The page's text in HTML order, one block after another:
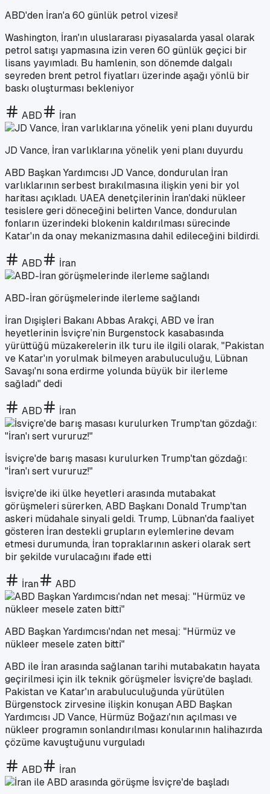
ABD'den İran'a 60 günlük petrol vizesi!
Washington, İran'ın uluslararası piyasalarda yasal olarak
petrol satışı yapmasına izin veren 60 günlük geçici bir
lisans yayımladı. Bu hamlenin, son dönemde dalgalı
seyreden brent petrol fiyatları üzerinde aşağı yönlü bir
baskı oluşturması bekleniyor
ABD İran
JD Vance, İran varlıklarına yönelik yeni planı duyurdu
ABD Başkan Yardımcısı JD Vance, dondurulan İran
varlıklarının serbest bırakılmasına ilişkin yeni bir yol
haritası açıkladı. UAEA denetçilerinin İran'daki nükleer
tesislere geri döneceğini belirten Vance, dondurulan
fonların üzerindeki blokenin kaldırılması sürecinde
Katar'ın da onay mekanizmasına dahil edileceğini bildirdi.
ABD İran
ABD-İran görüşmelerinde ilerleme sağlandı
İran Dışişleri Bakanı Abbas Arakçi, ABD ve İran
heyetlerinin İsviçre’nin Burgenstock kasabasında
yürüttüğü müzakerelerin ilk turu ile ilgili olarak, "Pakistan
ve Katar'ın yorulmak bilmeyen arabuluculuğu, Lübnan
Savaşı'nı sona erdirme yolunda büyük bir ilerleme
sağladı" dedi
ABD İran
İsviçre'de barış masası kurulurken Trump'tan gözdağı:
"İran'ı sert vururuz!"
İsviçre'de iki ülke heyetleri arasında mutabakat
görüşmeleri sürerken, ABD Başkanı Donald Trump'tan
askeri müdahale sinyali geldi. Trump, Lübnan'da faaliyet
gösteren İran destekli grupların eylemlerine devam
etmesi durumunda, İran topraklarının askeri olarak sert
bir şekilde vurulacağını ifade etti
İran ABD
ABD Başkan Yardımcısı'ndan net mesaj: "Hürmüz ve
nükleer mesele zaten bitti"
ABD ile İran arasında sağlanan tarihi mutabakatın hayata
geçirilmesi için ilk teknik görüşmeler İsviçre'de başladı.
Pakistan ve Katar'ın arabuluculuğunda yürütülen
Bürgenstock zirvesine ilişkin konuşan ABD Başkan
Yardımcısı JD Vance, Hürmüz Boğazı'nın açılması ve
nükleer programın sonlandırılması konularının halihazırda
çözüme kavuştuğunu vurguladı
ABD İran